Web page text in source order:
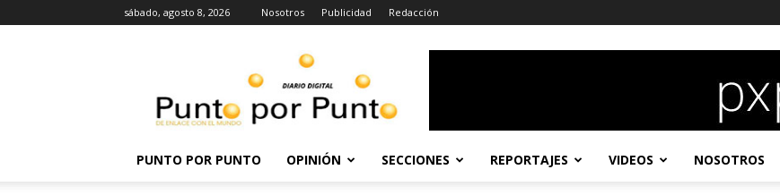
sábado, agosto 8, 2026 Nosotros Publicidad Redacción
Punto
PUNTO POR PUNTO OPINIÓN SECCIONES REPORTAJES VIDEOS NOSOTROS